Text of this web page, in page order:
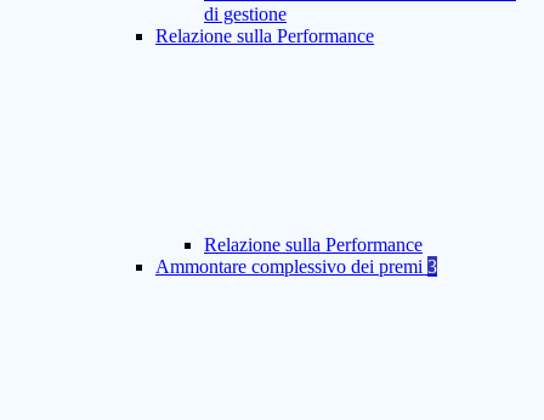
di gestione
Relazione sulla Performance
Relazione sulla Performance
Ammontare complessivo dei premi 3